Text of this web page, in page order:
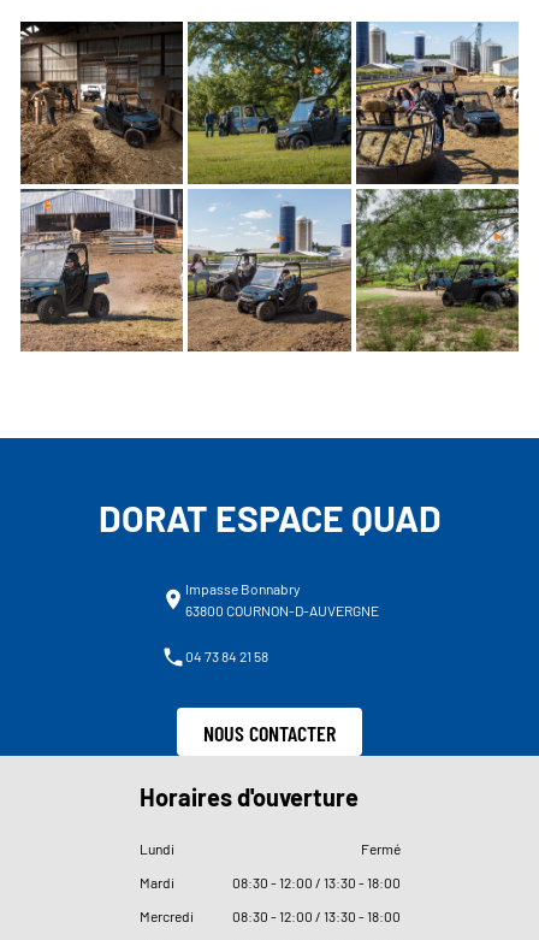
DORAT ESPACE QUAD
Impasse Bonnabry
63800 COURNON-D-AUVERGNE
04 73 84 21 58
NOUS CONTACTER
Horaires d'ouverture
Lundi
Fermé
Mardi
08:30 - 12:00 / 13:30 - 18:00
Mercredi
08:30 - 12:00 / 13:30 - 18:00